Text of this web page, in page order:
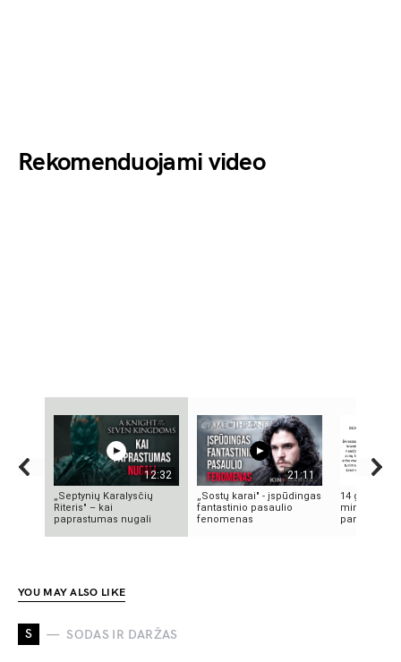
Rekomenduojami video
12:32
„Septynių Karalysčių
Riteris" – kai
paprastumas nugali
21:11
„Sostų karai" - įspūdingas
fantastinio pasaulio
fenomenas
14 grožio
minutės |
pamoka
YOU MAY ALSO LIKE
S SODAS IR DARŽAS